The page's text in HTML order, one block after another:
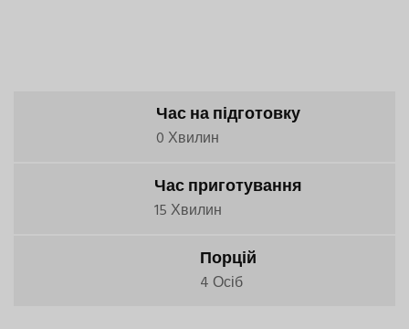
Час на підготовку
0 Хвилин
Час приготування
15 Хвилин
Порцій
4 Осіб